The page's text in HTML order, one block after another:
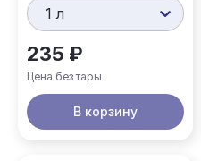
1 л
235 ₽
Цена без тары
В корзину